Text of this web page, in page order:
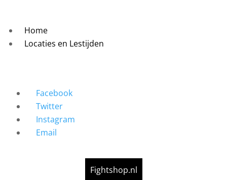
Home
Locaties en Lestijden
Facebook
Twitter
Instagram
Email
Fightshop.nl